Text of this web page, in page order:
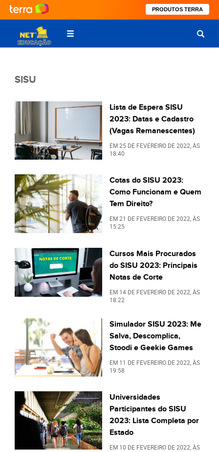
PRODUTOS TERRA
SISU
Lista de Espera SISU
2023: Datas e Cadastro
(Vagas Remanescentes)
EM25 DE FEVEREIRO DE 2022 , ÀS
18:40
Cotas do SISU 2023:
Como Funcionam e Quem
Tem Direito?
EM21 DE FEVEREIRO DE 2022, ÀS
15:25
Cursos Mais Procurados
do SISU 2023: Principais
Notas de Corte
EM 14 DE FEVEREIRO DE 2022 , ÀS
18:22
Simulador SISU 2023: Me
Salva, Descomplica,
Stoodi e Geekie Games
EM 11 DE FEVEREIRO DE 2022 , ÀS
19:58
Universidades
Participantes do SISU
2023: Lista Completa por
Estado
EM 10 DE FEVEREIRO DE 2022 , ÀS